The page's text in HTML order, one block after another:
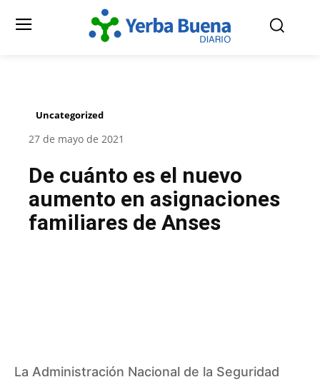
Uncategorized
27 de mayo de 2021
De cuánto es el nuevo
aumento en asignaciones
familiares de Anses
La Administración Nacional de la Seguridad